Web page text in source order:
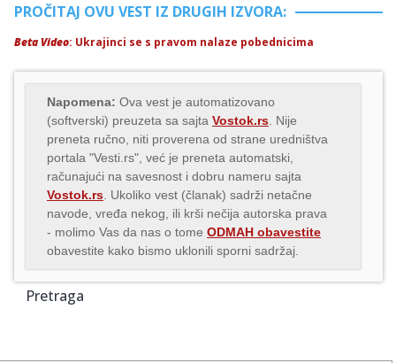
PROČITAJ OVU VEST IZ DRUGIH IZVORA:
Beta Video: Ukrajinci se s pravom nalaze pobednicima
Napomena: Ova vest je automatizovano
(softverski) preuzeta sa sajta Vostok.rs . Nije
preneta ručno, niti proverena od strane uredništva
portala "Vesti.rs", već je preneta automatski,
računajući na savesnost i dobru nameru sajta
Vostok.rs . Ukoliko vest (članak) sadrži netačne
navode, vređa nekog, ili krši nečija autorska prava
- molimo Vas da nas o tome ODMAH obavestite
obavestite kako bismo uklonili sporni sadržaj.
Pretraga